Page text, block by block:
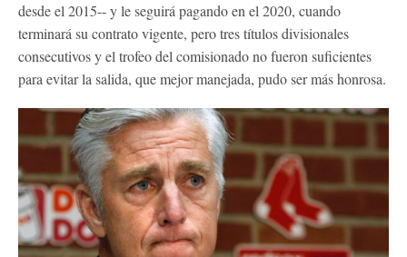
desde el 2015-- y le seguirá pagando en el 2020, cuando
terminará su contrato vigente, pero tres títulos divisionales
consecutivos y el trofeo del comisionado no fueron suficientes
para evitar la salida, que mejor manejada, pudo ser más honrosa.